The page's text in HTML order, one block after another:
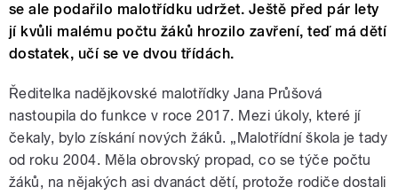
se ale podařilo malotřídku udržet. Ještě před pár lety
jí kvůli malému počtu žáků hrozilo zavření, teď má dětí
dostatek, učí se ve dvou třídách.
Ředitelka nadějkovské malotřídky Jana Průšová
nastoupila do funkce v roce 2017. Mezi úkoly, které jí
čekaly, bylo získání nových žáků. „Malotřídní škola je tady
od roku 2004. Měla obrovský propad, co se týče počtu
žáků, na nějakých asi dvanáct dětí, protože rodiče dostali